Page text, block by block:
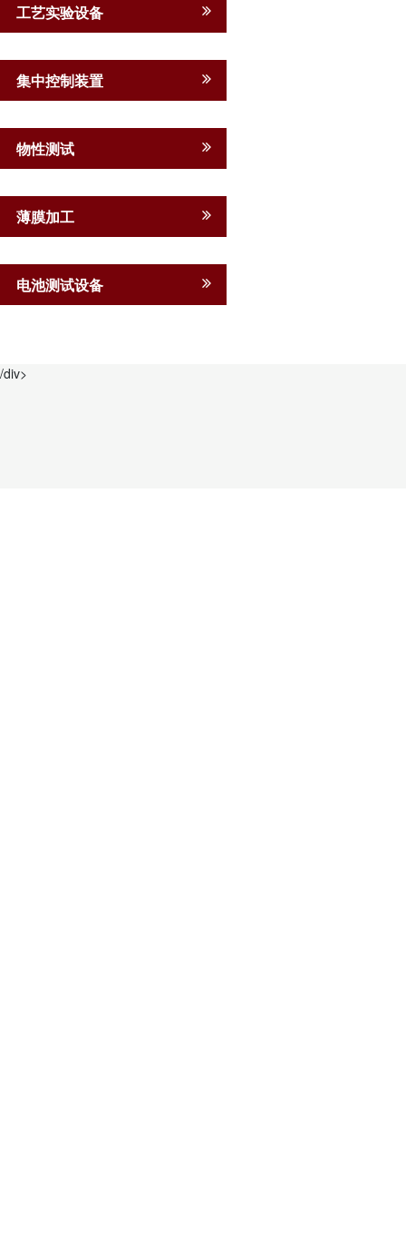
工艺实验设备
集中控制装置
物性测试
薄膜加工
电池测试设备
/div>